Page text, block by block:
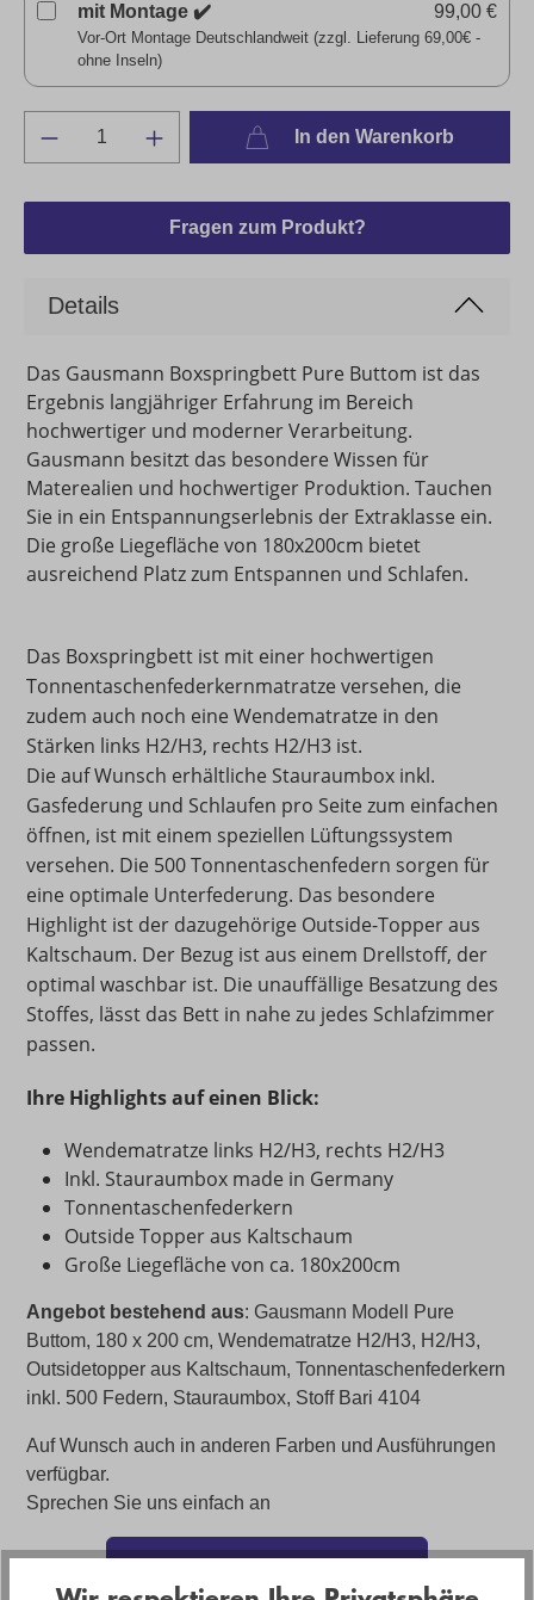
mit Montage ✔️
Vor-Ort Montage Deutschlandweit (zzgl. Lieferung 69,00€ -
ohne Inseln)
99,00 €
In den Warenkorb
Fragen zum Produkt?
Details
Das Gausmann Boxspringbett Pure Buttom ist das
Ergebnis langjähriger Erfahrung im Bereich
hochwertiger und moderner Verarbeitung.
Gausmann besitzt das besondere Wissen für
Materealien und hochwertiger Produktion. Tauchen
Sie in ein Entspannungserlebnis der Extraklasse ein.
Die große Liegefläche von 180x200cm bietet
ausreichend Platz zum Entspannen und Schlafen.
Das Boxspringbett ist mit einer hochwertigen
Tonnentaschenfederkernmatratze versehen, die
zudem auch noch eine Wendematratze in den
Stärken links H2/H3, rechts H2/H3 ist.
Die auf Wunsch erhältliche Stauraumbox inkl.
Gasfederung und Schlaufen pro Seite zum einfachen
öffnen, ist mit einem speziellen Lüftungssystem
versehen. Die 500 Tonnentaschenfedern sorgen für
eine optimale Unterfederung. Das besondere
Highlight ist der dazugehörige Outside-Topper aus
Kaltschaum. Der Bezug ist aus einem Drellstoff, der
optimal waschbar ist. Die unauffällige Besatzung des
Stoffes, lässt das Bett in nahe zu jedes Schlafzimmer
passen.
Ihre Highlights auf einen Blick:
Wendematratze links H2/H3, rechts H2/H3
Inkl. Stauraumbox made in Germany
Tonnentaschenfederkern
Outside Topper aus Kaltschaum
Große Liegefläche von ca. 180x200cm
Angebot bestehend aus: Gausmann Modell Pure
Buttom, 180 x 200 cm, Wendematratze H2/H3, H2/H3,
Outsidetopper aus Kaltschaum, Tonnentaschenfederkern
inkl. 500 Federn, Stauraumbox, Stoff Bari 4104
Auf Wunsch auch in anderen Farben und Ausführungen
verfügbar.
Sprechen Sie uns einfach an